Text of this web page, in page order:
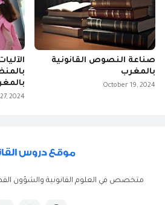
صناعة النصوص القانونية
بالمغرب
October 19, 2024
2024
متخصص في العلوم القانونية والشؤون